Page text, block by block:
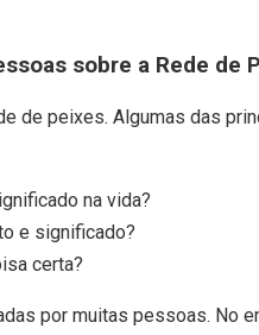
sobre a Rede de
de peixes. Algumas das
na vida?
e significado?
certa?
por muitas pessoas. No